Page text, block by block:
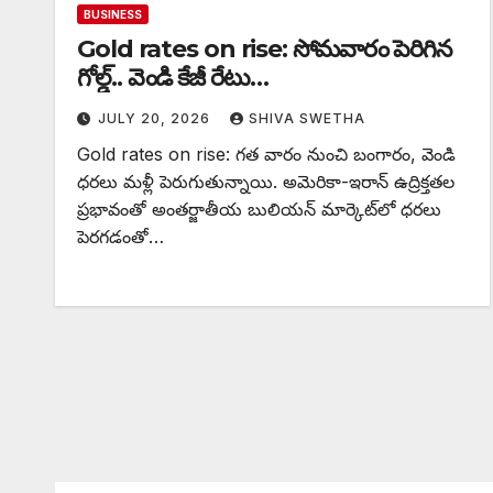
BUSINESS
Gold rates on rise: సోమవారం పెరిగిన
గోల్డ్.. వెండి కేజీ రేటు…
JULY 20, 2026 SHIVA SWETHA
Gold rates on rise: గత వారం నుంచి బంగారం, వెండి
ధరలు మళ్లీ పెరుగుతున్నాయి. అమెరికా-ఇరాన్ ఉద్రిక్తతల
ప్రభావంతో అంతర్జాతీయ బులియన్ మార్కెట్‌లో ధరలు
పెరగడంతో…